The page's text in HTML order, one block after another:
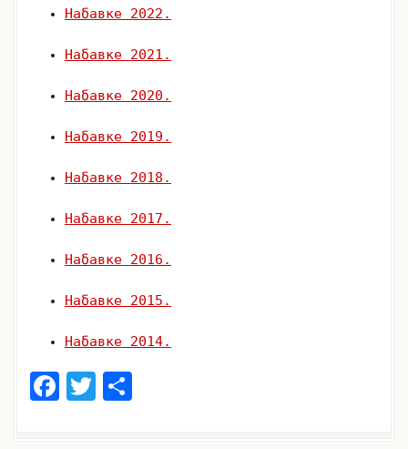
Набавке 2022.
Набавке 2021.
Набавке 2020.
Набавке 2019.
Набавке 2018.
Набавке 2017.
Набавке 2016.
Набавке 2015.
Набавке 2014.
F
T